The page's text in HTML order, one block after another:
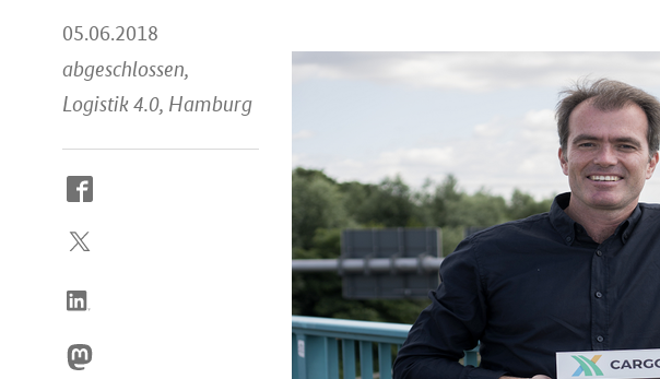
05.06.2018
abgeschlossen,
Logistik 4.0, Hamburg
So
Sie
Internet